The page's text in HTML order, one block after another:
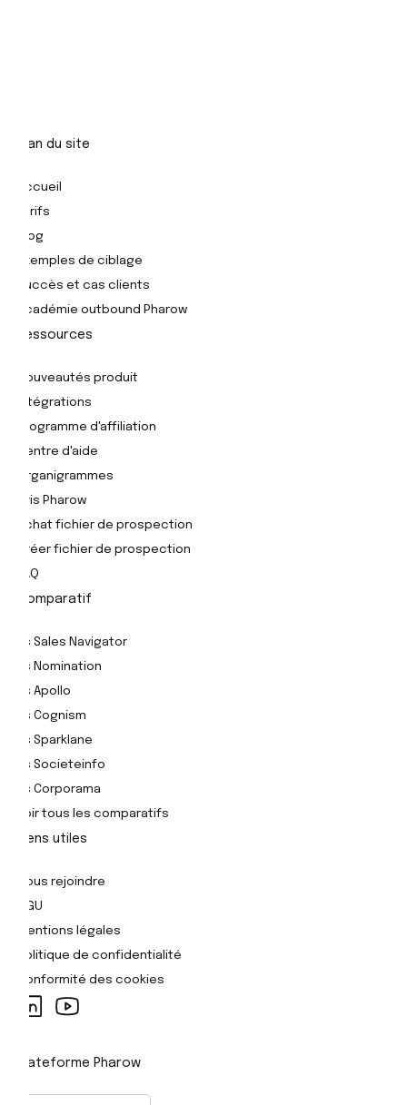
Plan du site
Accueil
Tarifs
Blog
Exemples de ciblage
Succès et cas clients
Académie outbound Pharow
Ressources
Nouveautés produit
Intégrations
Programme d'affiliation
Centre d'aide
Organigrammes
Avis Pharow
Achat fichier de prospection
Créer fichier de prospection
FAQ
Comparatif
Vs Sales Navigator
Vs Nomination
Vs Apollo
Vs Cognism
Vs Sparklane
Vs Societeinfo
Vs Corporama
Voir tous les comparatifs
Liens utiles
Nous rejoindre
CGU
Mentions légales
Politique de confidentialité
Conformité des cookies
Plateforme Pharow